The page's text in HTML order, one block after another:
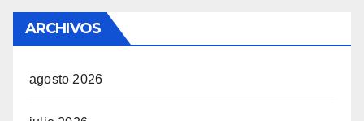
ARCHIVOS
agosto 2026